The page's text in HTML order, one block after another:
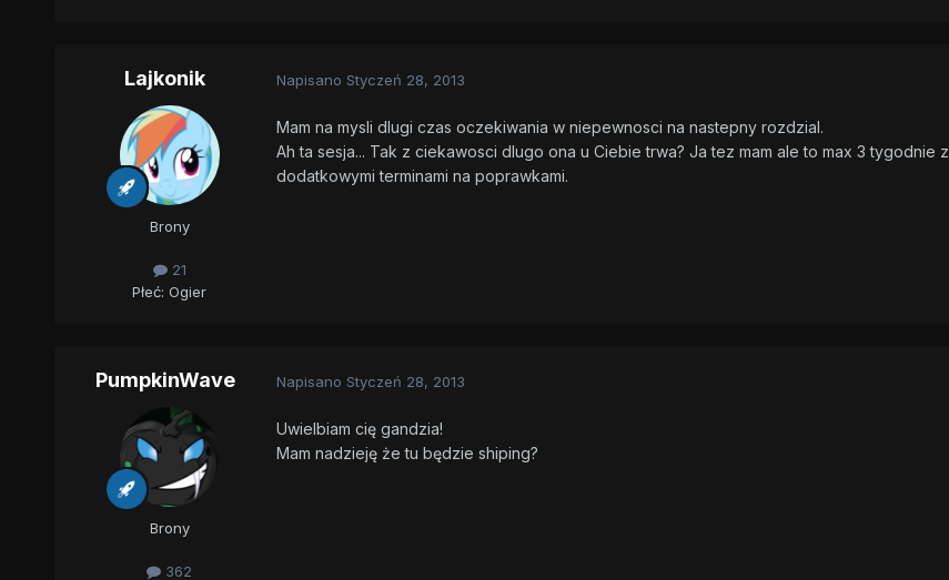
Lajkonik
Brony
21
Płeć: Ogier
Napisano Styczeń 28, 2013
Mam na mysli dlugi czas oczekiwania w niepewnosci na nastepny rozdzial.
Ah ta sesja... Tak z ciekawosci dlugo ona u Ciebie trwa? Ja tez mam ale to max 3 tygodnie z
dodatkowymi terminami na poprawkami.
PumpkinWave
Brony
362
Napisano Styczeń 28, 2013
Uwielbiam cię gandzia!
Mam nadzieję że tu będzie shiping?